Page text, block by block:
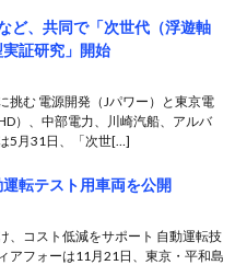
ど、共同で「次世代（浮遊軸
証研究」開始
挑む 電源開発（Jパワー）と東京電
）、中部電力、川崎汽船、アルバ
5月31日、「次世[…]
転テスト用車両を公開
、コスト低減をサポート 自動運転技
アフォーは11月21日、東京・平和島